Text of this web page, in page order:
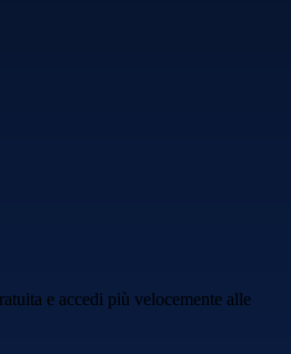
e accedi più velocemente alle